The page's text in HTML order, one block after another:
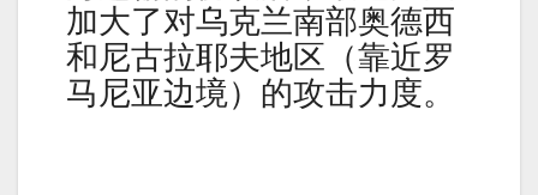
加大了对乌克兰南部奥德西
和尼古拉耶夫地区（靠近罗
马尼亚边境）的攻击力度。